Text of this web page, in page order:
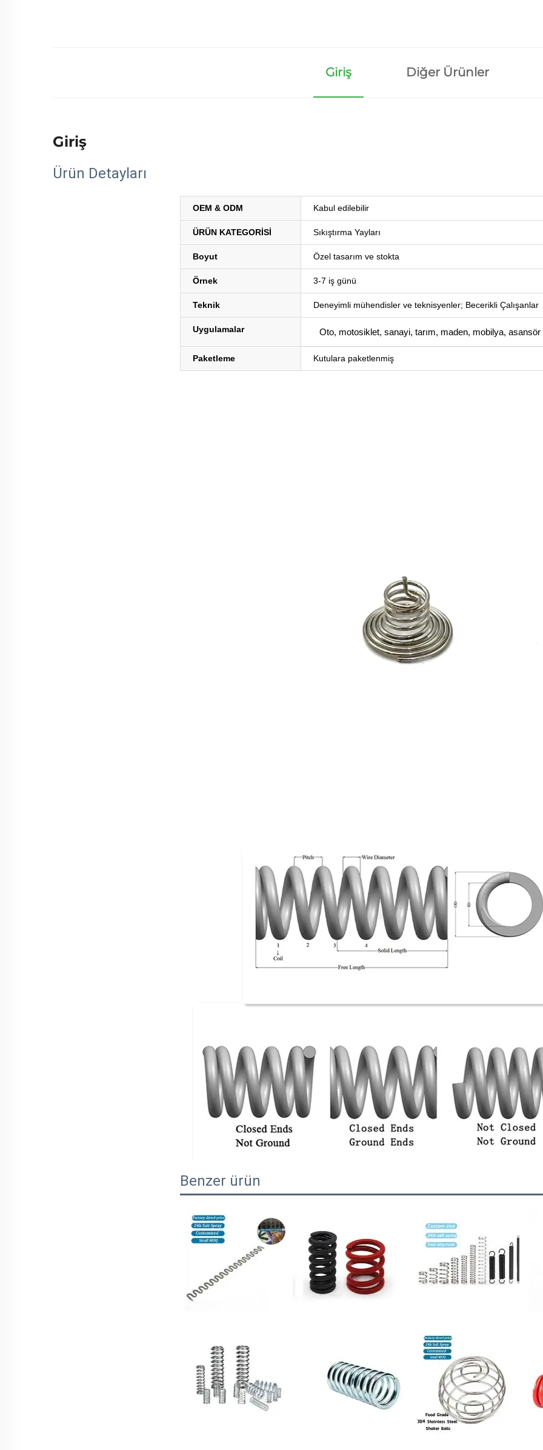
Giriş Diğer Ürünler
Giriş
Ürün Detayları
OEM & ODM Kabul edilebilir
ÜRÜN KATEGORİSİ Sıkıştırma Yayları
Boyut Özel tasarım ve stokta
Örnek 3-7 iş günü
Teknik Deneyimli mühendisler ve teknisyenler; Becerikli Çalışanlar
Uygulamalar Oto, motosiklet, sanayi, tarım, maden, mobilya, asansör
Paketleme Kutulara paketlenmiş
Benzer ürün